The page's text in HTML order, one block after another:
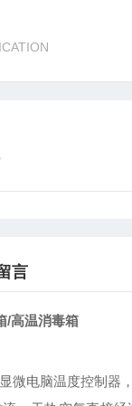
言
/高温消毒箱
微电脑温度控制器